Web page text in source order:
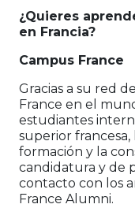
¿Quieres
en Francia?
Campus France
Gracias a su red
France en el
estudiantes
superior
formación y la
candidatura y de
contacto con los
France Alumni.